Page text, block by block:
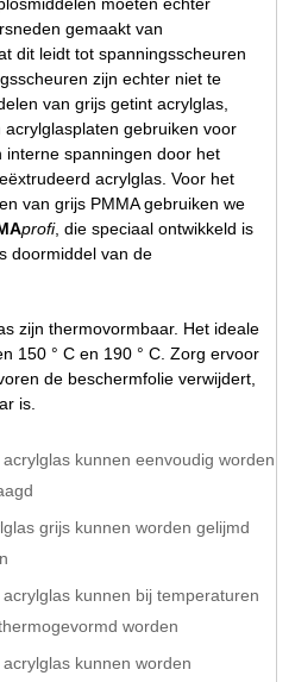
gemaakt van
dit leidt tot spanningsscheuren
zijn echter niet te
van grijs getint acrylglas,
gebruiken voor
interne spanningen door het
acrylglas. Voor het
van grijs PMMA gebruiken we
profi, die speciaal ontwikkeld is
doormiddel van de
zijn thermovormbaar. Het ideale
150 ° C en 190 ° C. Zorg ervoor
de beschermfolie verwijdert,
is.
kunnen eenvoudig worden
grijs kunnen worden gelijmd
kunnen bij temperaturen
worden
kunnen worden